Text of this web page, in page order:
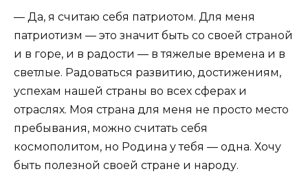
— Да, я считаю себя патриотом. Для меня
патриотизм — это значит быть со своей страной
и в горе, и в радости — в тяжелые времена и в
светлые. Радоваться развитию, достижениям,
успехам нашей страны во всех сферах и
отраслях. Моя страна для меня не просто место
пребывания, можно считать себя
космополитом, но Родина у тебя — одна. Хочу
быть полезной своей стране и народу.